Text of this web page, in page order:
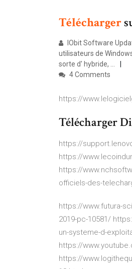
Télécharger
IObit Software
utilisateurs de
sorte d' hybride, ...
4 Comments
https://
Télécharger
https://
https://
https://
officiels-des-
https://www.futura-
2019-pc-10581/
un-systeme-d-
https://
https://